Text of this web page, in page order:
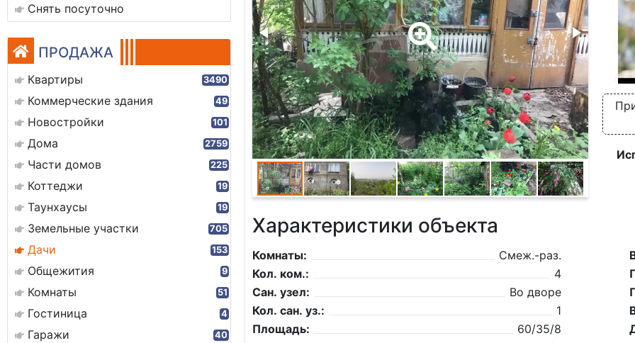
Снять посуточно
ПРОДАЖА
Квартиры 3490
Коммерческие здания 49
Новостройки 101
Дома 2759
Части домов 225
Коттеджи 19
Таунхаусы 19
Земельные участки 705
Дачи 153
Общежития 9
Комнаты 51
Гостиница 4
Гаражи 40
Характеристики объекта
Комнаты:
Смеж.-раз.
Кол. ком.:
4
Сан. узел:
Во дворе
Кол. сан. уз.:
1
Площадь:
60/35/8